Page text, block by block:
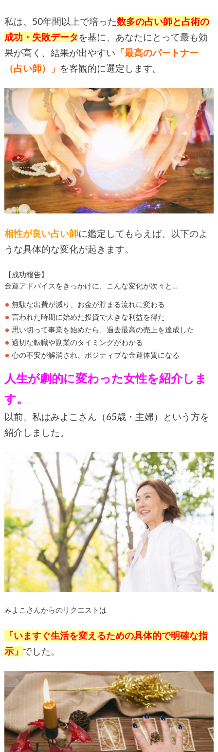
私は、 50年間以上で培った数多の占い師と占術の
成功・失敗データを基に、あなたにとって最も効
果が高く、結果が出やすい 「最高のパートナー
（占い師）」 を客観的に選定します。
相性が良い占い師に鑑定してもらえば、以下のよ
うな具体的な変化が起きます。
【成功報告】
金運アドバイスをきっかけに、こんな変化が次々と…
無駄な出費が減り、お金が貯まる流れに変わる
言われた時期に始めた投資で大きな利益を得た
思い切って事業を始めたら、過去最高の売上を達成した
適切な転職や副業のタイミングがわかる
心の不安が解消され、ポジティブな金運体質になる
人生が劇的に変わった女性を紹介しま
す。
以前、私はみよこさん（65歳・主婦）という方を
紹介しました。
みよこさんからのリクエストは
「いますぐ生活を変えるための具体的で明確な指
示」 でした。